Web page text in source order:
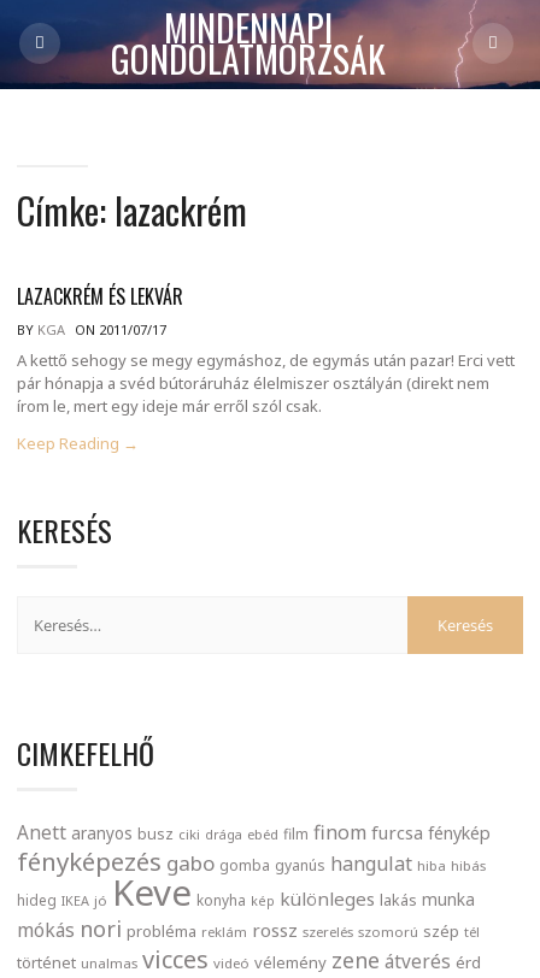
MINDENNAPI
GONDOLATMORZSÁK
Címke: lazackrém
LAZACKRÉM ÉS LEKVÁR
BY KGA ON 2011/07/17
A kettő sehogy se megy egymáshoz, de egymás után pazar! Erci vett
pár hónapja a svéd bútoráruház élelmiszer osztályán (direkt nem
írom le, mert egy ideje már erről szól csak.
Keep Reading →
KERESÉS
CIMKEFELHŐ
Anett aranyos busz ciki drága ebéd film finom furcsa fénykép
fényképezés gabo gomba gyanús hangulat hiba hibás
hideg IKEA jó Keve konyha kép különleges lakás munka
mókás nori probléma reklám rossz szerelés szomorú szép tél
történet unalmas vicces videó vélemény zene átverés érd